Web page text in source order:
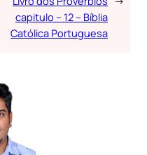
capitulo – 12 – Bíblia
Católica Portuguesa